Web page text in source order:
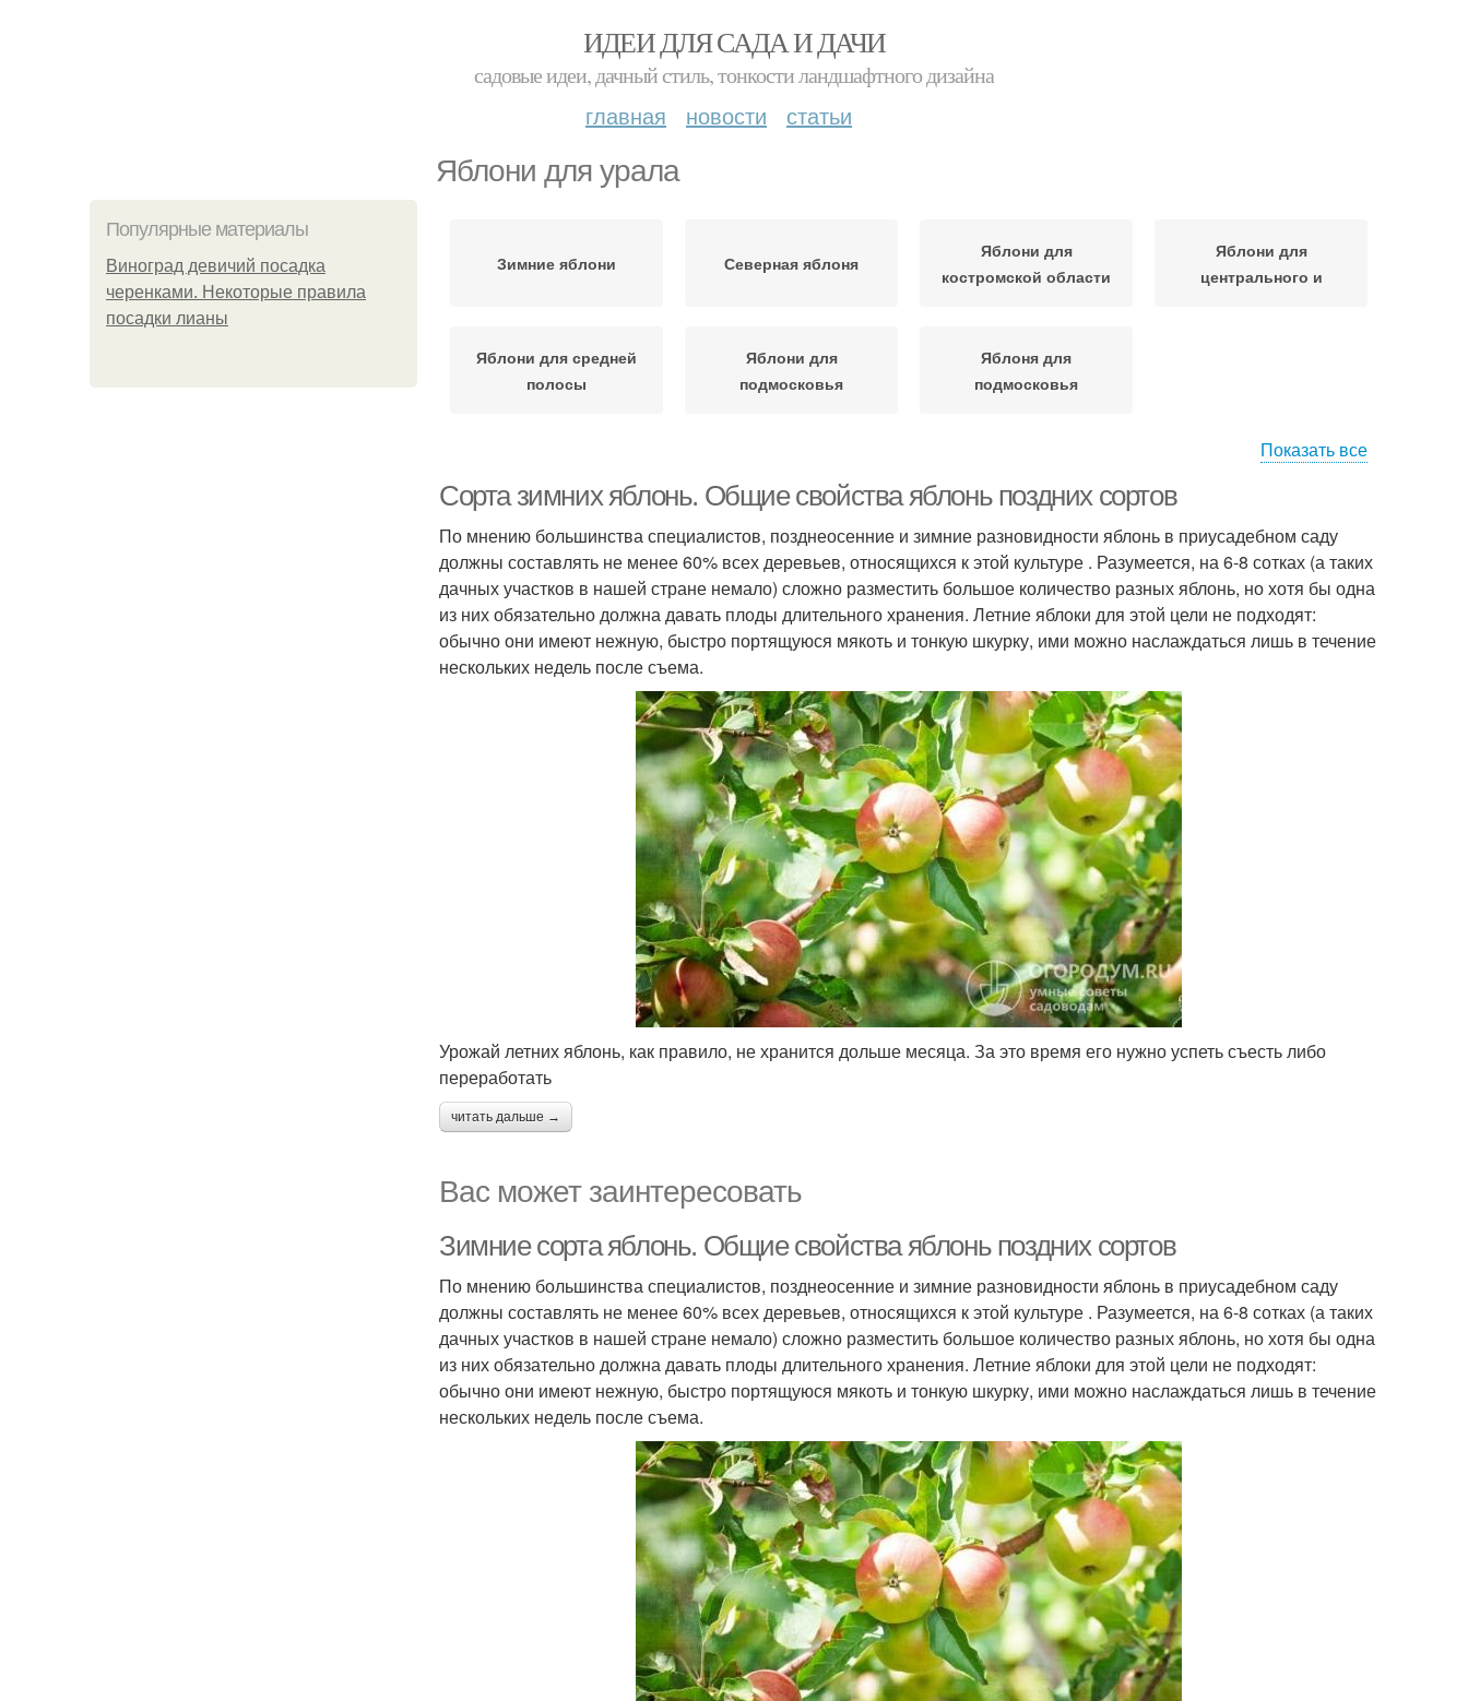
ИДЕИ ДЛЯ САДА И ДАЧИ
садовые идеи, дачный стиль, тонкости ландшафтного дизайна
главная новости статьи
Яблони для урала
Популярные материалы
Виноград девичий посадка
черенками. Некоторые правила
посадки лианы
Зимние яблони Северная яблоня
Яблони для
костромской области
Яблони для
центрального и
Яблони для средней
полосы
Яблони для
подмосковья
Яблоня для
подмосковья
Показать все
Сорта зимних яблонь. Общие свойства яблонь поздних сортов
По мнению большинства специалистов, позднеосенние и зимние разновидности яблонь в приусадебном саду
должны составлять не менее 60% всех деревьев, относящихся к этой культуре . Разумеется, на 6-8 сотках (а таких
дачных участков в нашей стране немало) сложно разместить большое количество разных яблонь, но хотя бы одна
из них обязательно должна давать плоды длительного хранения. Летние яблоки для этой цели не подходят:
обычно они имеют нежную, быстро портящуюся мякоть и тонкую шкурку, ими можно наслаждаться лишь в течение
нескольких недель после съема.
Урожай летних яблонь, как правило, не хранится дольше месяца. За это время его нужно успеть съесть либо
переработать
читать дальше →
Вас может заинтересовать
Зимние сорта яблонь. Общие свойства яблонь поздних сортов
По мнению большинства специалистов, позднеосенние и зимние разновидности яблонь в приусадебном саду
должны составлять не менее 60% всех деревьев, относящихся к этой культуре . Разумеется, на 6-8 сотках (а таких
дачных участков в нашей стране немало) сложно разместить большое количество разных яблонь, но хотя бы одна
из них обязательно должна давать плоды длительного хранения. Летние яблоки для этой цели не подходят:
обычно они имеют нежную, быстро портящуюся мякоть и тонкую шкурку, ими можно наслаждаться лишь в течение
нескольких недель после съема.